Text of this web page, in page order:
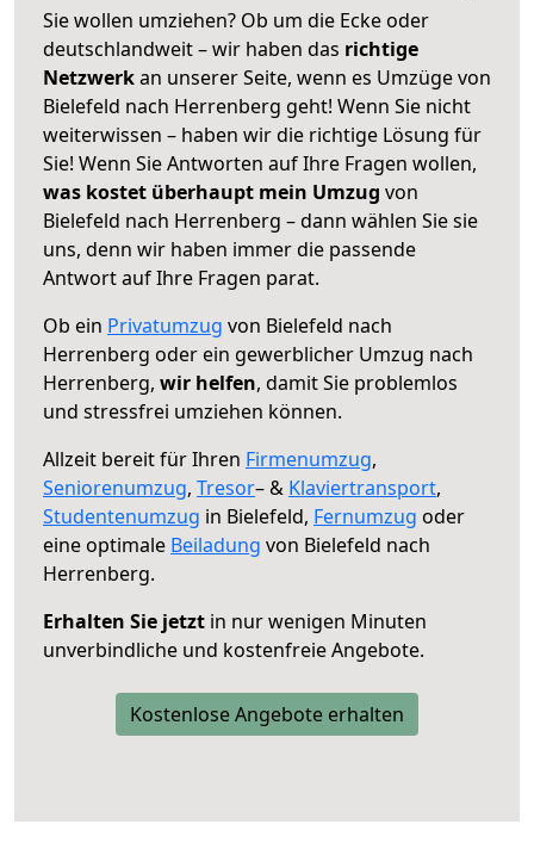
Sie wollen umziehen? Ob um die Ecke oder
deutschlandweit – wir haben das richtige
Netzwerkan unserer Seite, wenn es Umzüge von
Bielefeld nach Herrenberg geht! Wenn Sie nicht
weiterwissen – haben wir die richtige Lösung für
Sie! Wenn Sie Antworten auf Ihre Fragen wollen,
was kostet überhaupt mein Umzug von
Bielefeld nach Herrenberg – dann wählen Sie sie
uns, denn wir haben immer die passende
Antwort auf Ihre Fragen parat.
Ob ein Privatumzug von Bielefeld nach
Herrenberg oder ein gewerblicher Umzug nach
Herrenberg, wir helfen, damit Sie problemlos
und stressfrei umziehen können.
Allzeit bereit für Ihren Firmenumzug,
Seniorenumzug, Tresor– & Klaviertransport,
Studentenumzug in Bielefeld, Fernumzug oder
eine optimale Beiladung von Bielefeld nach
Herrenberg.
Erhalten Sie jetzt in nur wenigen Minuten
unverbindliche und kostenfreie Angebote.
Kostenlose Angebote erhalten